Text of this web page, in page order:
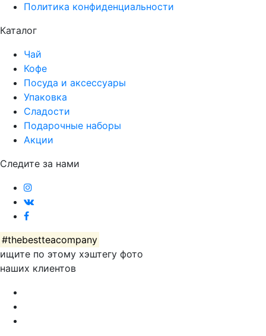
Политика конфиденциальности
Каталог
Чай
Кофе
Посуда и аксессуары
Упаковка
Сладости
Подарочные наборы
Акции
Следите за нами
#thebestteacompany
ищите по этому хэштегу фото
наших клиентов